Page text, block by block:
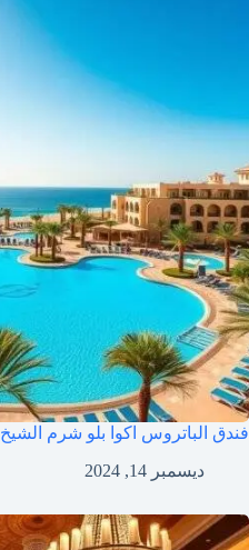
فندق الباتروس اكوا بلو شرم الشيخ
ديسمبر 14, 2024